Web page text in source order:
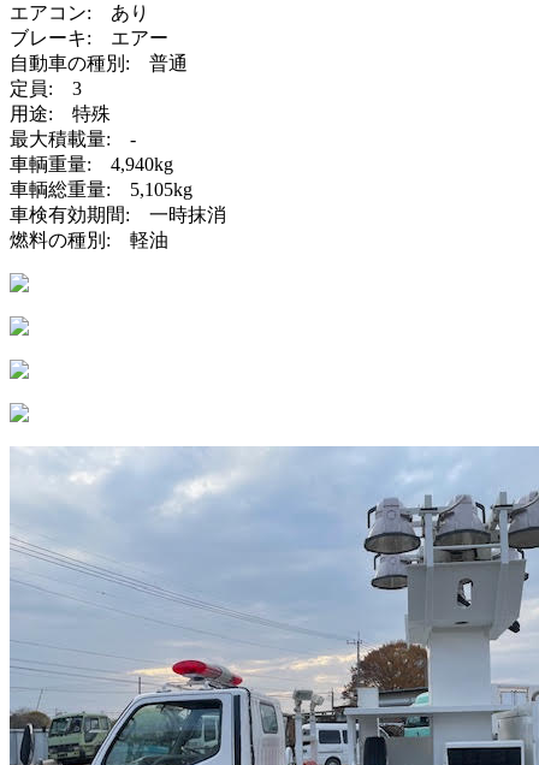
エアコン: あり
ブレーキ: エアー
自動車の種別: 普通
定員: 3
用途: 特殊
最大積載量: -
車輌重量: 4,940kg
車輌総重量: 5,105kg
車検有効期間: 一時抹消
燃料の種別: 軽油